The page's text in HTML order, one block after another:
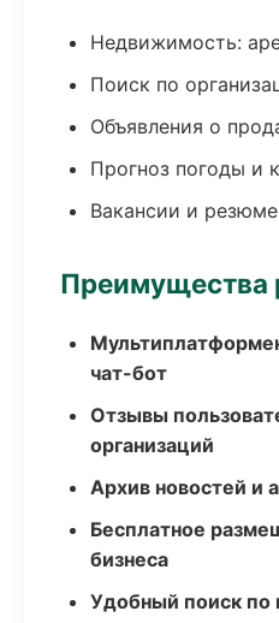
Недвижимость:
Поиск по
Объявления о
Прогноз погоды и
Вакансии и резюме
Преимущества
чат-бот
Отзывы
организаций
Архив новостей и
Бесплатное
бизнеса
Удобный поиск по